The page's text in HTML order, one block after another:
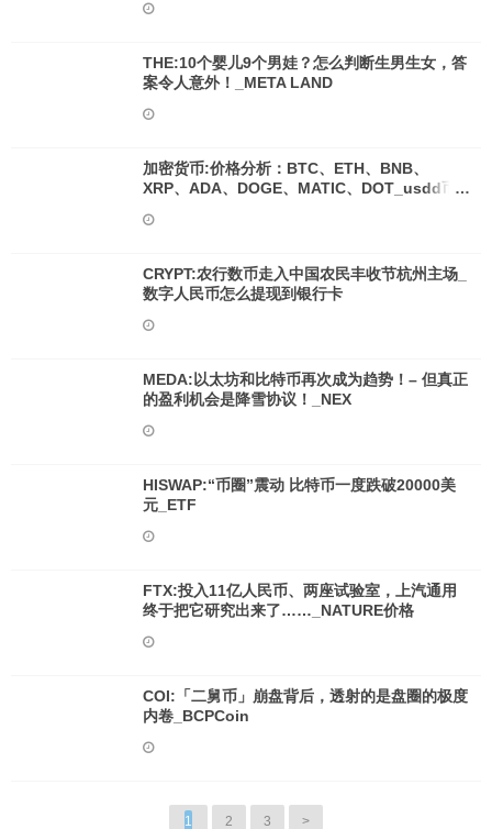
THE:10个婴儿9个男娃？怎么判断生男生女，答
案令人意外！_META LAND
加密货币:价格分析：BTC、ETH、BNB、
XRP、ADA、DOGE、MATIC、DOT_usdd币
CRYPT:农行数币走入中国农民丰收节杭州主场_
数字人民币怎么提现到银行卡
MEDA:以太坊和比特币再次成为趋势！– 但真正
的盈利机会是降雪协议！_NEX
HISWAP:“币圈”震动 比特币一度跌破20000美
元_ETF
FTX:投入11亿人民币、两座试验室，上汽通用
终于把它研究出来了……_NATURE价格
COI:「二舅币」崩盘背后，透射的是盘圈的极度
内卷_BCPCoin
1 2 3 >